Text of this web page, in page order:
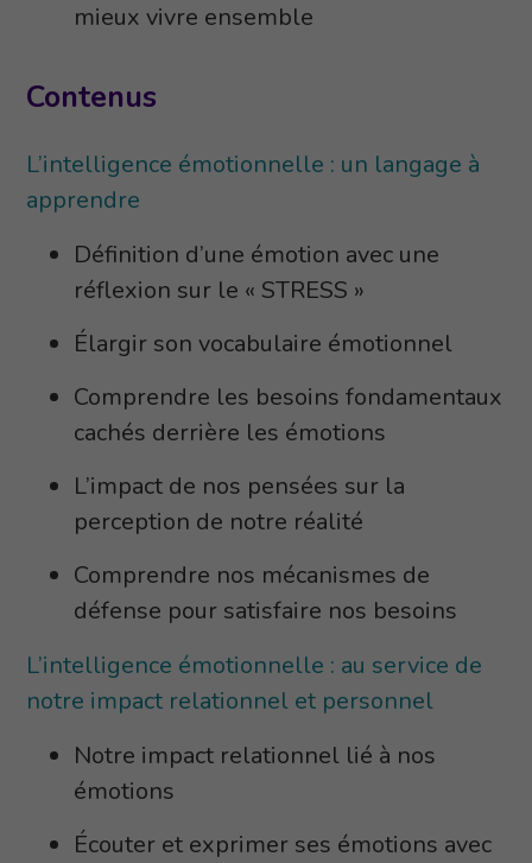
mieux vivre ensemble
Contenus
L’intelligence émotionnelle : un langage à
apprendre
Définition d’une émotion avec une
réflexion sur le « STRESS »
Élargir son vocabulaire émotionnel
Comprendre les besoins fondamentaux
cachés derrière les émotions
L’impact de nos pensées sur la
perception de notre réalité
Comprendre nos mécanismes de
défense pour satisfaire nos besoins
L’intelligence émotionnelle : au service de
notre impact relationnel et personnel
Notre impact relationnel lié à nos
émotions
Écouter et exprimer ses émotions avec